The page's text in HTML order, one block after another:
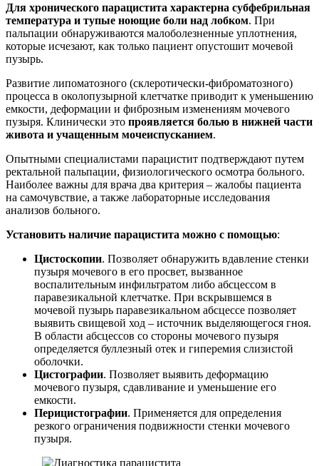
Для хронического парацистита характерна субфебрильная
температура и тупые ноющие боли над лобком. При
пальпации обнаруживаются малоболезненные уплотнения,
которые исчезают, как только пациент опустошит мочевой
пузырь.
Развитие липоматозного (склеротически-фиброматозного)
процесса в околопузырной клетчатке приводит к уменьшению
емкости, деформации и фиброзным изменениям мочевого
пузыря. Клинически это проявляется болью в нижней части
живота и учащенным мочеиспусканием.
Опытными специалистами парацистит подтверждают путем
ректальной пальпации, физиологического осмотра больного.
Наиболее важны для врача два критерия – жалобы пациента
на самочувствие, а также лабораторные исследования
анализов больного.
Установить наличие парацистита можно с помощью:
Цистоскопии. Позволяет обнаружить вдавление стенки
пузыря мочевого в его просвет, вызванное
воспалительным инфильтратом либо абсцессом в
паравезикальной клетчатке. При вскрывшемся в
мочевой пузырь паравезикальном абсцессе позволяет
выявить свищевой ход – источник выделяющегося гноя.
В области абсцессов со стороны мочевого пузыря
определяется буллезный отек и гиперемия слизистой
оболочки.
Цистографии. Позволяет выявить деформацию
мочевого пузыря, сдавливание и уменьшение его
емкости.
Перицистографии. Применяется для определения
резкого ограничения подвижности стенки мочевого
пузыря.